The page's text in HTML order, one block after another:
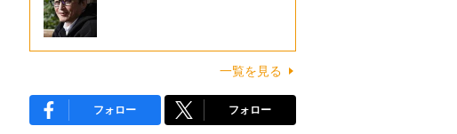
一覧を見る
フォロー フォロー